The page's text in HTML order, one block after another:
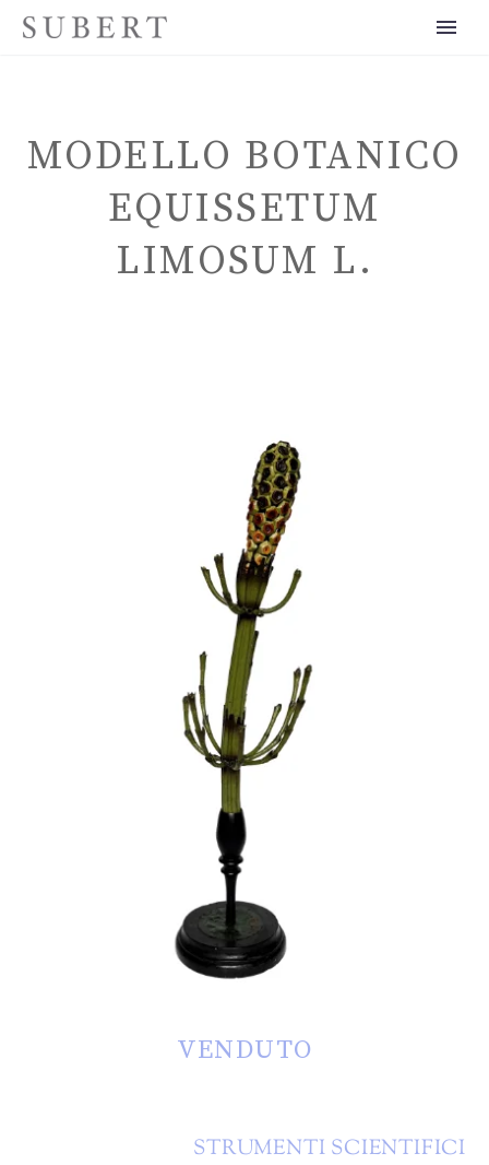
ITALIANO
MODELLO BOTANICO
EQUISSETUM
LIMOSUM L.
VENDUTO
STRUMENTI SCIENTIFICI